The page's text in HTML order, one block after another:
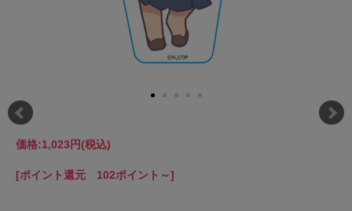
価格:1,023円(税込)
[ポイント還元 102ポイント～]